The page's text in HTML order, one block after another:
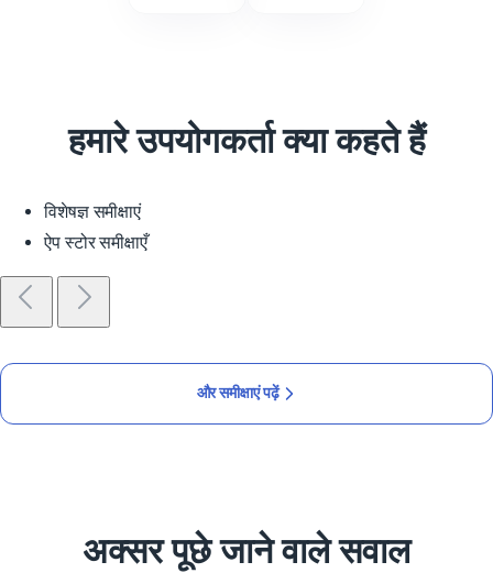
हमारे उपयोगकर्ता क्या कहते हैं
विशेषज्ञ समीक्षाएं
ऐप स्टोर समीक्षाएँ
और समीक्षाएं पढ़ें
अक्सर पूछे जाने वाले सवाल